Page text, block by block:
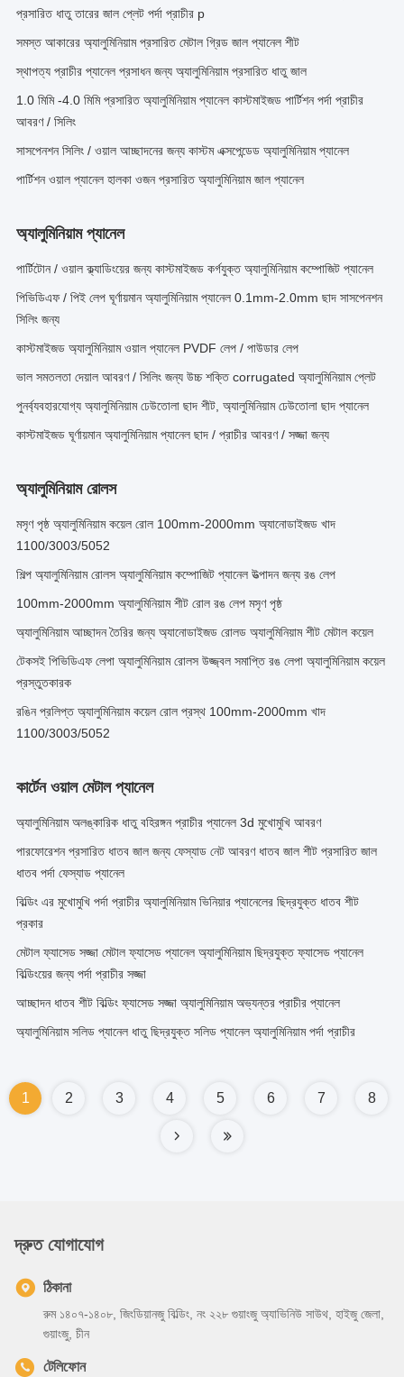
প্রসারিত ধাতু তারের জাল প্লেট পর্দা প্রাচীর p
সমস্ত আকারের অ্যালুমিনিয়াম প্রসারিত মেটাল গ্রিড জাল প্যানেল শীট
স্থাপত্য প্রাচীর প্যানেল প্রসাধন জন্য অ্যালুমিনিয়াম প্রসারিত ধাতু জাল
1.0 মিমি -4.0 মিমি প্রসারিত অ্যালুমিনিয়াম প্যানেল কাস্টমাইজড পার্টিশন পর্দা প্রাচীর
আবরণ / সিলিং
সাসপেনশন সিলিং / ওয়াল আচ্ছাদনের জন্য কাস্টম এক্সপেন্ডেড অ্যালুমিনিয়াম প্যানেল
পার্টিশন ওয়াল প্যানেল হালকা ওজন প্রসারিত অ্যালুমিনিয়াম জাল প্যানেল
অ্যালুমিনিয়াম প্যানেল
পার্টিটোন / ওয়াল ক্ল্যাডিংয়ের জন্য কাস্টমাইজড কর্গযুক্ত অ্যালুমিনিয়াম কম্পোজিট প্যানেল
পিভিডিএফ / পিই লেপ ঘূর্ণায়মান অ্যালুমিনিয়াম প্যানেল 0.1mm-2.0mm ছাদ সাসপেনশন
সিলিং জন্য
কাস্টমাইজড অ্যালুমিনিয়াম ওয়াল প্যানেল PVDF লেপ / পাউডার লেপ
ভাল সমতলতা দেয়াল আবরণ / সিলিং জন্য উচ্চ শক্তি corrugated অ্যালুমিনিয়াম প্লেট
পুনর্ব্যবহারযোগ্য অ্যালুমিনিয়াম ঢেউতোলা ছাদ শীট, অ্যালুমিনিয়াম ঢেউতোলা ছাদ প্যানেল
কাস্টমাইজড ঘূর্ণায়মান অ্যালুমিনিয়াম প্যানেল ছাদ / প্রাচীর আবরণ / সজ্জা জন্য
অ্যালুমিনিয়াম রোলস
মসৃণ পৃষ্ঠ অ্যালুমিনিয়াম কয়েল রোল 100mm-2000mm অ্যানোডাইজড খাদ
1100/3003/5052
শিল্প অ্যালুমিনিয়াম রোলস অ্যালুমিনিয়াম কম্পোজিট প্যানেল উত্পাদন জন্য রঙ লেপ
100mm-2000mm অ্যালুমিনিয়াম শীট রোল রঙ লেপ মসৃণ পৃষ্ঠ
অ্যালুমিনিয়াম আচ্ছাদন তৈরির জন্য অ্যানোডাইজড রোলড অ্যালুমিনিয়াম শীট মেটাল কয়েল
টেকসই পিভিডিএফ লেপা অ্যালুমিনিয়াম রোলস উজ্জ্বল সমাপ্তি রঙ লেপা অ্যালুমিনিয়াম কয়েল
প্রস্তুতকারক
রঙিন প্রলিপ্ত অ্যালুমিনিয়াম কয়েল রোল প্রস্থ 100mm-2000mm খাদ
1100/3003/5052
কার্টেন ওয়াল মেটাল প্যানেল
অ্যালুমিনিয়াম অলঙ্কারিক ধাতু বহিরঙ্গন প্রাচীর প্যানেল 3d মুখোমুখি আবরণ
পারফোরেশন প্রসারিত ধাতব জাল জন্য ফেস্যাড নেট আবরণ ধাতব জাল শীট প্রসারিত জাল
ধাতব পর্দা ফেস্যাড প্যানেল
বিল্ডিং এর মুখোমুখি পর্দা প্রাচীর অ্যালুমিনিয়াম ভিনিয়ার প্যানেলের ছিদ্রযুক্ত ধাতব শীট
প্রকার
মেটাল ফ্যাসেড সজ্জা মেটাল ফ্যাসেড প্যানেল অ্যালুমিনিয়াম ছিদ্রযুক্ত ফ্যাসেড প্যানেল
বিল্ডিংয়ের জন্য পর্দা প্রাচীর সজ্জা
আচ্ছাদন ধাতব শীট বিল্ডিং ফ্যাসেড সজ্জা অ্যালুমিনিয়াম অভ্যন্তর প্রাচীর প্যানেল
অ্যালুমিনিয়াম সলিড প্যানেল ধাতু ছিদ্রযুক্ত সলিড প্যানেল অ্যালুমিনিয়াম পর্দা প্রাচীর
1 2 3 4 5 6 7 8
দ্রুত যোগাযোগ
ঠিকানা
রুম ১৪০৭-১৪০৮, জিংডিয়ানজু বিল্ডিং, নং ২২৮ গুয়াংজু অ্যাভিনিউ সাউথ, হাইজু জেলা,
গুয়াংজু, চীন
টেলিফোন